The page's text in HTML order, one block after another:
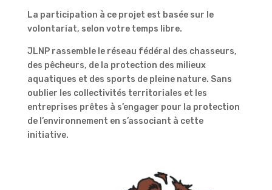
La participation à ce projet est basée sur le
volontariat, selon votre temps libre.
JLNP rassemble le réseau fédéral des chasseurs,
des pêcheurs, de la protection des milieux
aquatiques et des sports de pleine nature. Sans
oublier les collectivités territoriales et les
entreprises prêtes à s’engager pour la protection
de l’environnement en s’associant à cette
initiative.